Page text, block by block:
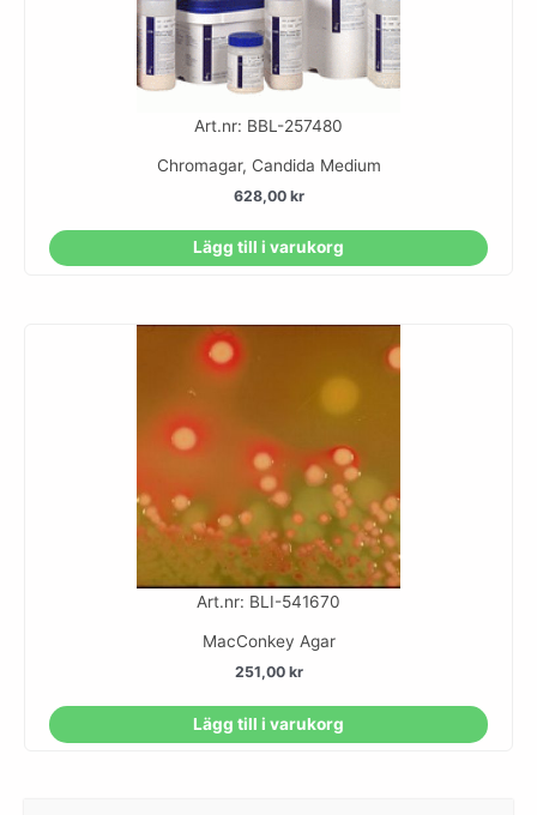
Art.nr: BBL-257480
Chromagar, Candida Medium
628,00 kr
Lägg till i varukorg
Art.nr: BLI-541670
MacConkey Agar
251,00 kr
Lägg till i varukorg